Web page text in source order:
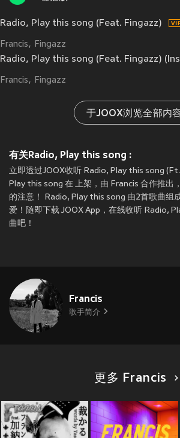
Radio, Play this song (Feat. Fingazz)
Francis Fingazz
Radio, Play this song (Feat. Fingazz)
Francis Fingazz
于JOOX浏览全部内
有关Radio, Play this song :
立即透过JOOX收听 Radio, Play this song
Play this song 在 上架，由 Francis 合作推出
的注意！ Radio, Play this song 由2首歌曲组
爱！随即下载 JOOX App，在线收听 Radio,
曲吧！
Francis
歌手简介
更多 Francis